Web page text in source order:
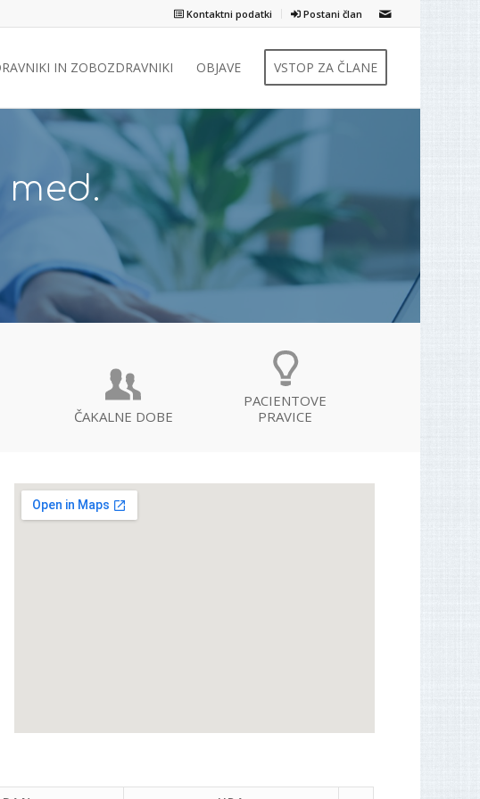
Kontaktni podatki Postani član
IN ZOBOZDRAVNIKI OBJAVE VSTOP ZA ČLANE
med.
ČAKALNE DOBE
PACIENTOVE
PRAVICE